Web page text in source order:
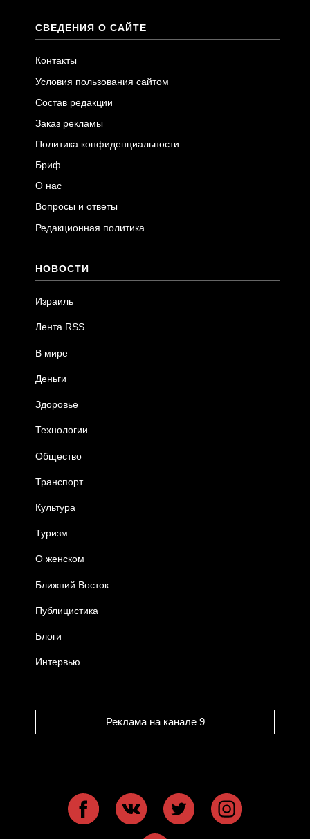
СВЕДЕНИЯ О САЙТЕ
Контакты
Условия пользования сайтом
Состав редакции
Заказ рекламы
Политика конфиденциальности
Бриф
О нас
Вопросы и ответы
Редакционная политика
НОВОСТИ
Израиль
Лента RSS
В мире
Деньги
Здоровье
Технологии
Общество
Транспорт
Культура
Туризм
О женском
Ближний Восток
Публицистика
Блоги
Интервью
Реклама на канале 9